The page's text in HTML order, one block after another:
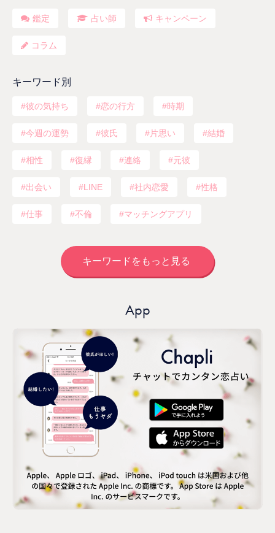
鑑定 占い師 キャンペーン
コラム
キーワード別
彼の気持ち 恋の行方 時期
今週の運勢 彼氏 片思い 結婚
相性 復縁 連絡 元彼
出会い LINE 社内恋愛 性格
仕事 不倫 マッチングアプリ
キーワードをもっと見る
App